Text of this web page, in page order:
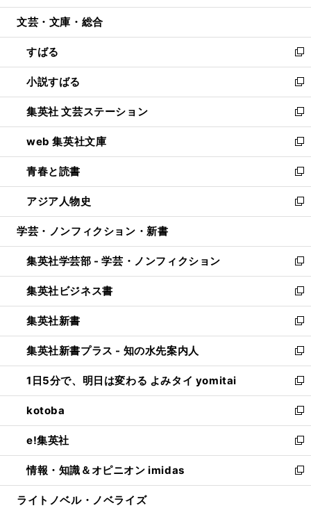
開
ウ
開
く
ン
ウ
で
開
く
ウ
ン
ド
ウ
で
開
く
文芸・文庫・総合
すばる
新
し
い
ウ
ィ
ン
ド
ウ
で
開
く
小説すばる
新
し
い
ウ
ィ
ン
ド
ウ
で
開
集英社 文芸ステーション
新
し
い
ウ
ィ
ン
ド
ウ
開
く
web 集英社文庫
新
し
い
ウ
ィ
ン
ウ
で
開
く
青春と読書
新
し
い
ウ
ン
ド
ウ
で
開
く
アジア人物史
新
し
ウ
ィ
ン
ド
ウ
で
開
く
学芸・ノンフィクション・新書
集英社学芸部 - 学芸・ノンフィクション
新
し
い
ウ
ィ
ン
ド
ウ
で
開
く
集英社ビジネス書
新
し
い
ウ
ィ
ン
ド
ウ
で
開
く
集英社新書
新
し
い
ウ
ィ
ン
ド
ウ
で
開
く
集英社新書プラス - 知の水先案内人
新
し
い
ウ
ィ
ン
ド
ウ
で
開
1日5分で、明日は変わる よみタイ yomitai
新
し
い
ウ
ィ
ン
ド
ウ
kotoba
新
し
い
ウ
ィ
ン
e!集英社
新
し
い
ウ
情報・知識＆オピニオン imidas
新
し
ライトノベル・ノベライズ